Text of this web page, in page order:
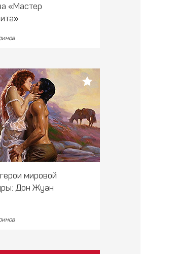
«Мастер
мировой
Дон Жуан